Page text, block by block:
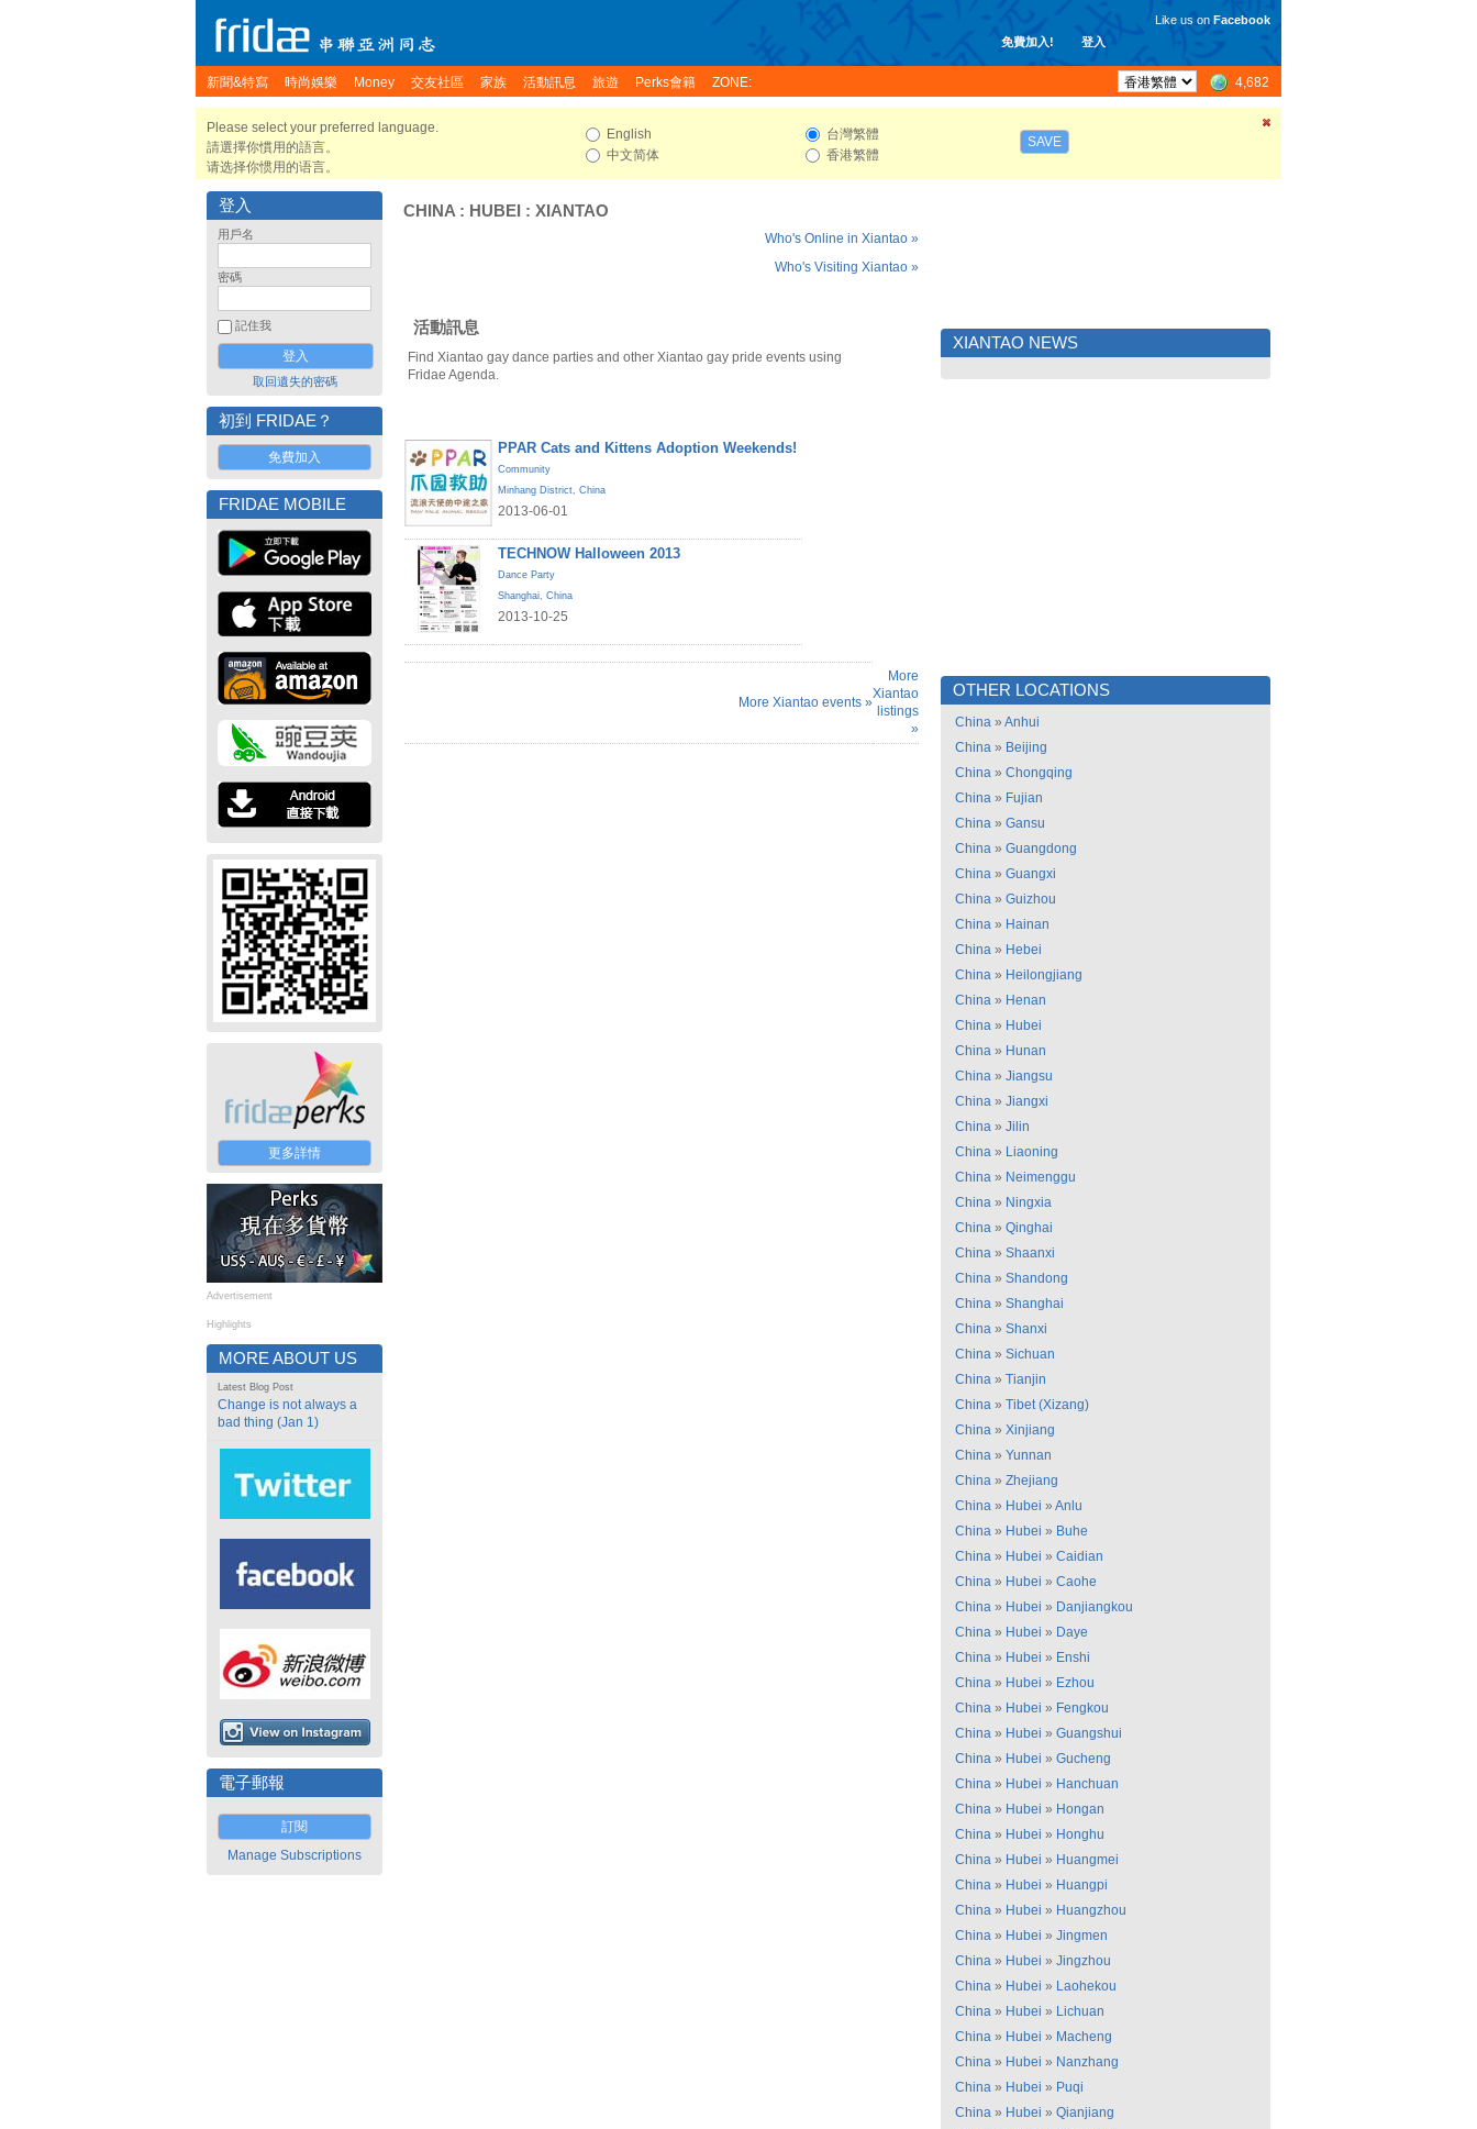
免費加入! 登入
Like us on Facebook
新聞&特寫 時尚娛樂 Money 交友社區 家族 活動訊息 旅遊 Perks會籍 ZONE: 4,682
Please select your preferred language.
請選擇你慣用的語言。
请选择你惯用的语言。
English
中文简体
台灣繁體
香港繁體
SAVE
登入
用戶名
密碼
記住我
取回遺失的密碼
初到 FRIDAE？
免費加入
FRIDAE MOBILE
更多詳情
Advertisement
Highlights
MORE ABOUT US
Latest Blog Post
Change is not always a
bad thing (Jan 1)
電子郵報
訂閱
Manage Subscriptions
CHINA : HUBEI : XIANTAO
Who's Online in Xiantao »
Who's Visiting Xiantao »
活動訊息
Find Xiantao gay dance parties and other Xiantao gay pride events using
Fridae Agenda.
PPAR Cats and Kittens Adoption Weekends!
Community
Minhang District, China
2013-06-01
TECHNOW Halloween 2013
Dance Party
Shanghai, China
2013-10-25
More Xiantao events »
More
Xiantao
listings
»
XIANTAO NEWS
OTHER LOCATIONS
China » Anhui
China » Beijing
China » Chongqing
China » Fujian
China » Gansu
China » Guangdong
China » Guangxi
China » Guizhou
China » Hainan
China » Hebei
China » Heilongjiang
China » Henan
China » Hubei
China » Hunan
China » Jiangsu
China » Jiangxi
China » Jilin
China » Liaoning
China » Neimenggu
China » Ningxia
China » Qinghai
China » Shaanxi
China » Shandong
China » Shanghai
China » Shanxi
China » Sichuan
China » Tianjin
China » Tibet (Xizang)
China » Xinjiang
China » Yunnan
China » Zhejiang
China » Hubei » Anlu
China » Hubei » Buhe
China » Hubei » Caidian
China » Hubei » Caohe
China » Hubei » Danjiangkou
China » Hubei » Daye
China » Hubei » Enshi
China » Hubei » Ezhou
China » Hubei » Fengkou
China » Hubei » Guangshui
China » Hubei » Gucheng
China » Hubei » Hanchuan
China » Hubei » Hongan
China » Hubei » Honghu
China » Hubei » Huangmei
China » Hubei » Huangpi
China » Hubei » Huangzhou
China » Hubei » Jingmen
China » Hubei » Jingzhou
China » Hubei » Laohekou
China » Hubei » Lichuan
China » Hubei » Macheng
China » Hubei » Nanzhang
China » Hubei » Puqi
China » Hubei » Qianjiang